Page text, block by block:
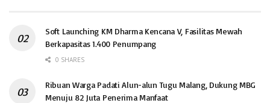
Soft Launching KM Dharma Kencana V, Fasilitas Mewah
Berkapasitas 1.400 Penumpang
0 SHARES
Ribuan Warga Padati Alun-alun Tugu Malang, Dukung MBG
Menuju 82 Juta Penerima Manfaat